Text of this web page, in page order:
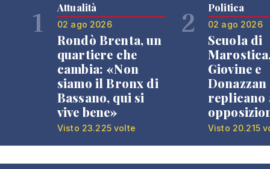
1 Attualità
02 ago 2026
Rondò Brenta, un
quartiere che
cambia: «Non
siamo il Bronx di
Bassano, qui si
vive bene»
Visto 23.225 volte
2 Politica
02 ago 2026
Scuola di
Giovine e
Donazzan
replicano
Visto 20.215